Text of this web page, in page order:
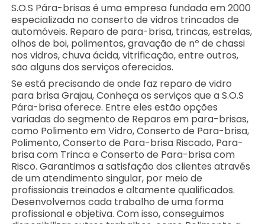
S.O.S Pára-brisas é uma empresa fundada em 2000
especializada no conserto de vidros trincados de
automóveis. Reparo de para-brisa, trincas, estrelas,
olhos de boi, polimentos, gravação de nº de chassi
nos vidros, chuva ácida, vitrificação, entre outros,
são alguns dos serviços oferecidos.
Se está precisando de onde faz reparo de vidro
para brisa Grajau, Conheça os serviços que a S.O.S
Pára-brisa oferece. Entre eles estão opções
variadas do segmento de Reparos em para-brisas,
como Polimento em Vidro, Conserto de Para-brisa,
Polimento, Conserto de Para-brisa Riscado, Para-
brisa com Trinca e Conserto de Para-brisa com
Risco. Garantimos a satisfação dos clientes através
de um atendimento singular, por meio de
profissionais treinados e altamente qualificados.
Desenvolvemos cada trabalho de uma forma
profissional e objetiva. Com isso, conseguimos